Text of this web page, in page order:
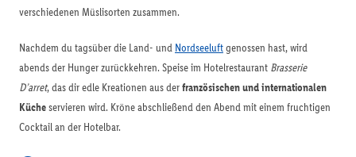
verschiedenen Müslisorten zusammen.
Nachdem du tagsüber die Land- und Nordseeluftgenossen hast, wird
abends der Hunger zurückkehren. Speise im Hotelrestaurant Brasserie
D’arret, das dir edle Kreationen aus derfranzösischen und internationalen
Kücheservieren wird. Kröne abschließend den Abend mit einem fruchtigen
Cocktail an der Hotelbar.